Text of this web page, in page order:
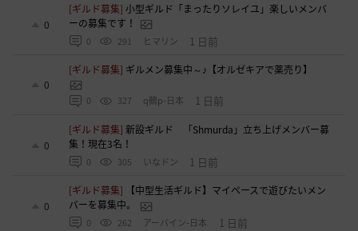
0
[ギルド募集]小型ギルド「まったりソレイユ」楽しいメンバ
ーの募集です！
0 291 ヒマリン 1 日前
0
[ギルド募集] ギルメン募集中～♪【オルゼキアで薬売り】
0 327 q鵺p-日本 1 日前
0
[ギルド募集]新設ギルド 「Shmurda」立ち上げメンバー募
集！現在3名！
0 305 いなドン 1 日前
0
[ギルド募集]
【中型生活ギルド】マイペースで遊びたいメン
バーを募集中。
0 262 アーバイン-日本 1 日前